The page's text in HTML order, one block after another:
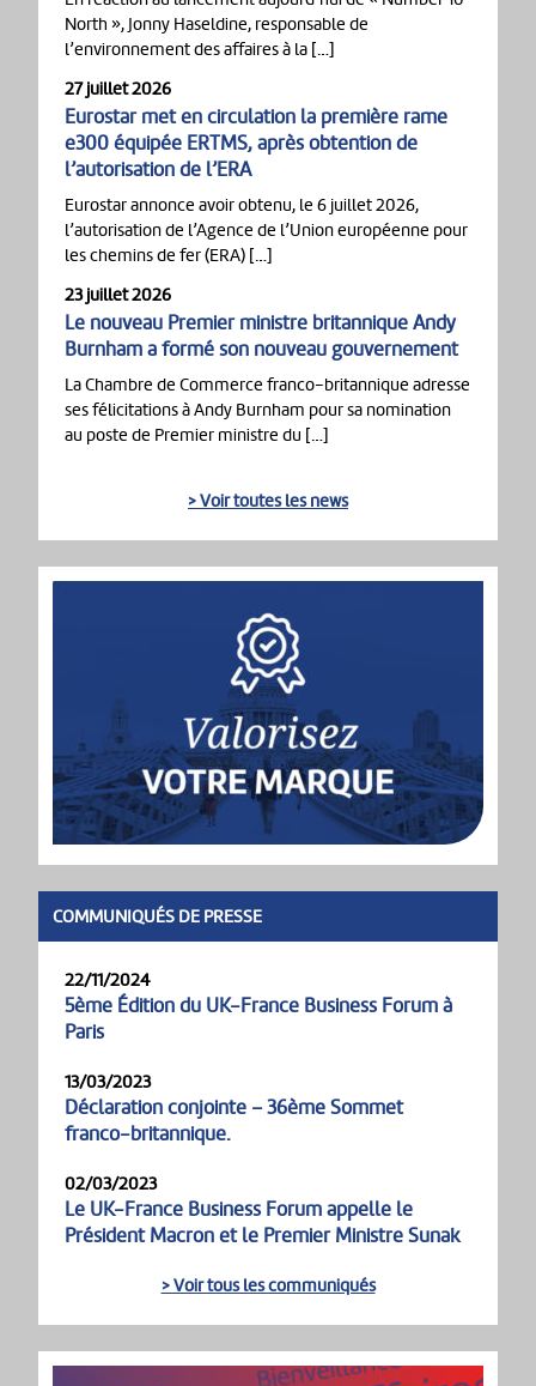
North », Jonny Haseldine, responsable de
l’environnement des affaires à la […]
27 juillet 2026
Eurostar met en circulation la première rame
e300 équipée ERTMS, après obtention de
l’autorisation de l’ERA
Eurostar annonce avoir obtenu, le 6 juillet 2026,
l’autorisation de l’Agence de l’Union européenne pour
les chemins de fer (ERA) […]
23 juillet 2026
Le nouveau Premier ministre britannique Andy
Burnham a formé son nouveau gouvernement
La Chambre de Commerce franco-britannique adresse
ses félicitations à Andy Burnham pour sa nomination
au poste de Premier ministre du […]
> Voir toutes les news
COMMUNIQUÉS DE PRESSE
22/11/2024
5ème Édition du UK-France Business Forum à
Paris
13/03/2023
Déclaration conjointe – 36ème Sommet
franco-britannique.
02/03/2023
Le UK-France Business Forum appelle le
Président Macron et le Premier Ministre Sunak
> Voir tous les communiqués